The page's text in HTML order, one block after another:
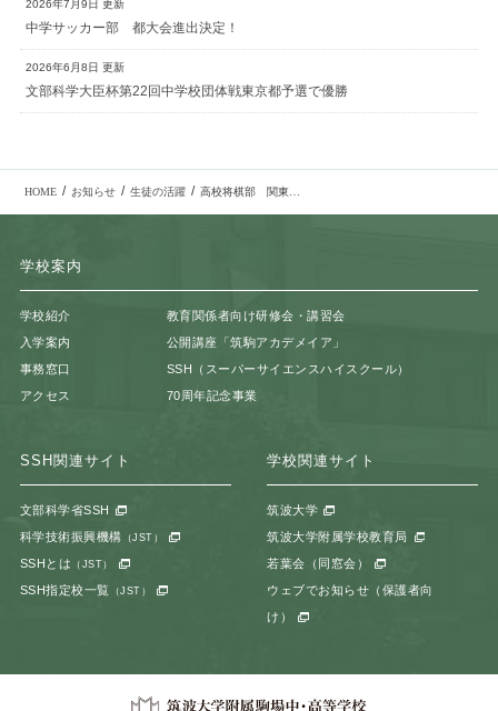
2026年7月9日 更新
中学サッカー部 都大会進出決定！
2026年6月8日 更新
文部科学大臣杯第22回中学校団体戦東京都予選で優勝
HOME / お知らせ / 生徒の活躍 /
学校案内
学校紹介
入学案内
事務窓口
アクセス
教育関係者向け研修会・講習会
公開講座「筑駒アカデメイア」
SSH（スーパーサイエンスハイスクール）
70周年記念事業
SSH関連サイト
文部科学省SSH
科学技術振興機構 （JST）
SSHとは （JST）
SSH指定校一覧 （JST）
学校関連サイト
筑波大学
筑波大学附属学校教育局
若葉会（同窓会）
ウェブでお知らせ（保護者向
け）